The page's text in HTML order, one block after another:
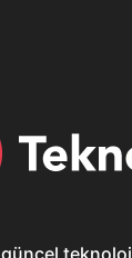
güncel